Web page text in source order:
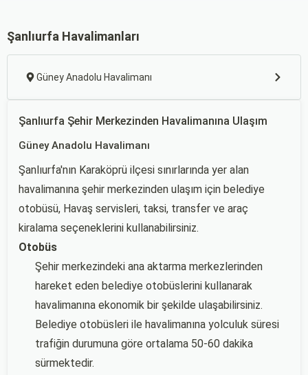
Şanlıurfa Havalimanları
Güney Anadolu Havalimanı
Şanlıurfa Şehir Merkezinden Havalimanına Ulaşım
Güney Anadolu Havalimanı
Şanlıurfa'nın Karaköprü ilçesi sınırlarında yer alan
havalimanına şehir merkezinden ulaşım için belediye
otobüsü, Havaş servisleri, taksi, transfer ve araç
kiralama seçeneklerini kullanabilirsiniz.
Otobüs
Şehir merkezindeki ana aktarma merkezlerinden
hareket eden belediye otobüslerini kullanarak
havalimanına ekonomik bir şekilde ulaşabilirsiniz.
Belediye otobüsleri ile havalimanına yolculuk süresi
trafiğin durumuna göre ortalama 50-60 dakika
sürmektedir.